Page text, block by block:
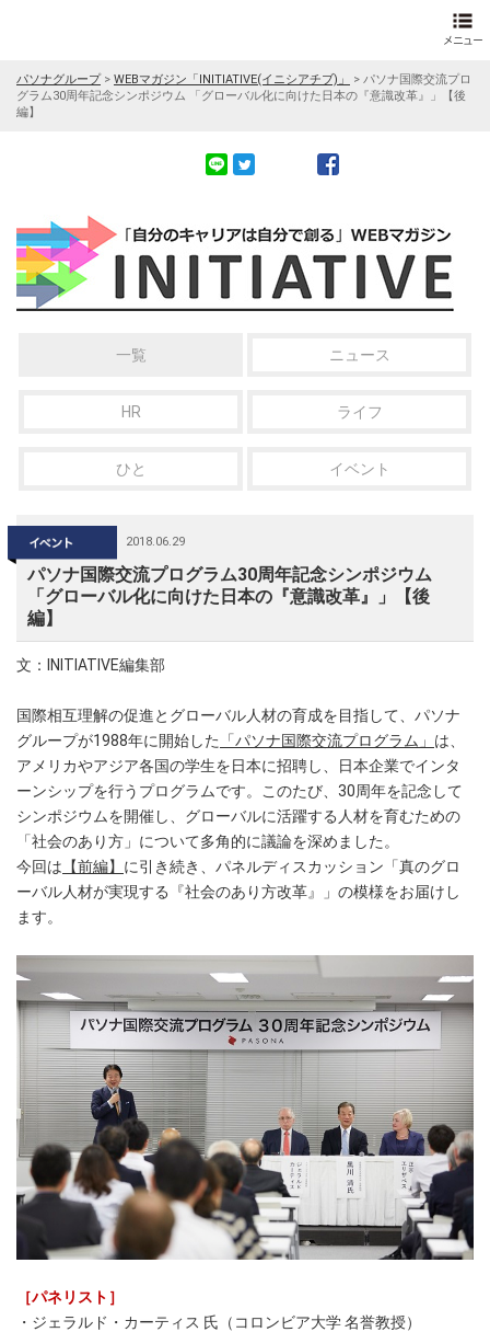
パソナグループ> WEBマガジン「INITIATIVE(イニシアチブ)」 > パソナ国際交流プロ
グラム30周年記念シンポジウム 「グローバル化に向けた日本の『意識改革』」【後
編】
一覧 ニュース
HR ライフ
ひと イベント
2018.06.29
パソナ国際交流プログラム30周年記念シンポジウム
「グローバル化に向けた日本の『意識改革』」【後
編】
文：INITIATIVE編集部
国際相互理解の促進とグローバル人材の育成を目指して、パソナ
グループが1988年に開始した
「パソナ国際交流プログラム」 は、
アメリカやアジア各国の学生を日本に招聘し、日本企業でインタ
ーンシップを行うプログラムです。このたび、30周年を記念して
シンポジウムを開催し、グローバルに活躍する人材を育むための
「社会のあり方」について多角的に議論を深めました。
今回は 【前編】 に引き続き、パネルディスカッション「真のグロ
ーバル人材が実現する『社会のあり方改革』」の模様をお届けし
ます。
［パネリスト］
・ジェラルド・カーティス 氏（コロンビア大学 名誉教授）